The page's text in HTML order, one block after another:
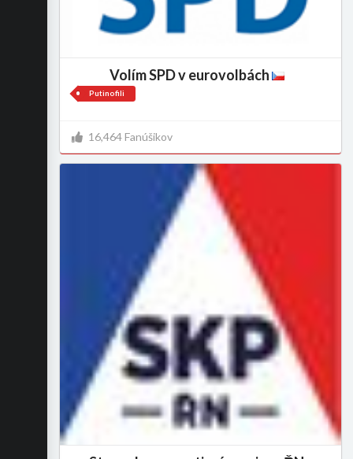
Volím SPD v eurovolbách
Putinofili
16,464 Fanúšikov